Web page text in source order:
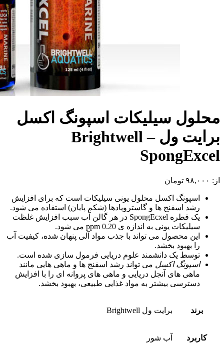
محلول سیلیکات اسپونگ اکسل
برایت ول – Brightwell
SpongExcel
از: ۹۸,۰۰۰ تومان
اسپونگ اکسل محلول یونی سیلیکات است که برای افزایش
رشد اسفنج ها و گاستروپادها (شکم پایان) استفاده می شود.
یک قطره SpongEcxel در هر گالن آب سبب افزایش غلظت
سیلیکات یونی به اندازه ی 0.20 ppm می شود.
این محصول می تواند با جذب مواد آلی پنهان شده، کیفیت آب
را بهبود بخشد.
توسط یک دانشمند علوم دریایی فرمول سازی شده است.
اسپونگ اکسل می تواند رشد اسفنج ها و ماهی هایی مانند
ماهی های آنجل دریایی و ماهی های پروانه ای را با افزایش
دسترسی بیشتر به مواد غذایی طبیعی، بهبود بخشد.
برند برایت ول Brightwell
کاربرد آب شور